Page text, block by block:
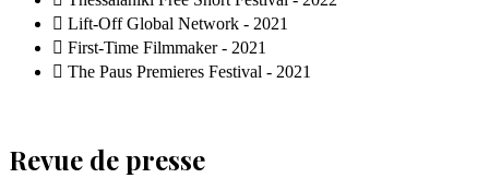
Lift-Off Global Network - 2021
First-Time Filmmaker - 2021
The Paus Premieres Festival - 2021
Revue de presse